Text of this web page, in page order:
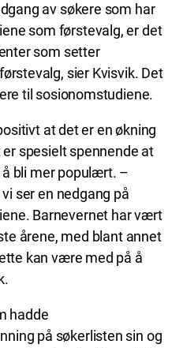
av søkere som har
som førstevalg, er det
som setter
sier Kvisvik. Det
til sosionomstudiene.
at det er en økning
spesielt spennende at
bli mer populært. –
ser en nedgang på
Barnevernet har vært
årene, med blant annet
kan være med på å
hadde
på søkerlisten sin og